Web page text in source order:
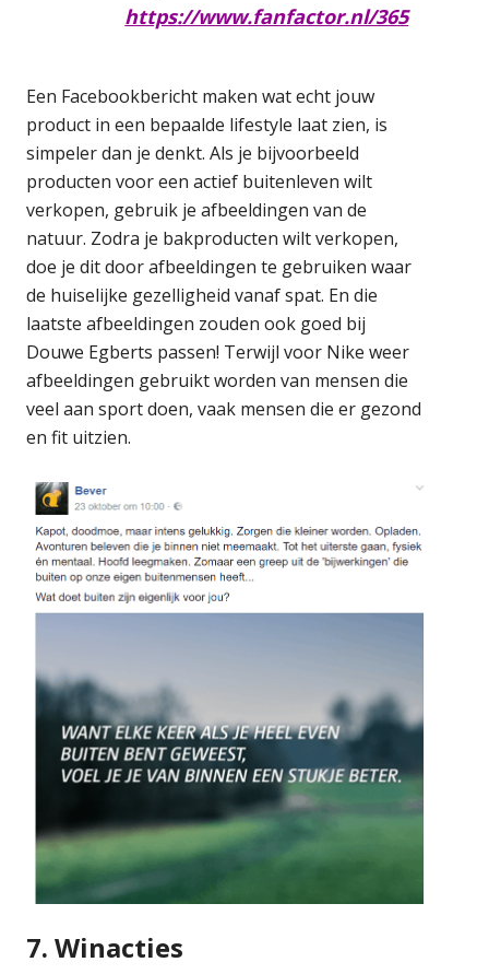
https://www.fanfactor.nl/365
Een Facebookbericht maken wat echt jouw
product in een bepaalde lifestyle laat zien, is
simpeler dan je denkt. Als je bijvoorbeeld
producten voor een actief buitenleven wilt
verkopen, gebruik je afbeeldingen van de
natuur. Zodra je bakproducten wilt verkopen,
doe je dit door afbeeldingen te gebruiken waar
de huiselijke gezelligheid vanaf spat. En die
laatste afbeeldingen zouden ook goed bij
Douwe Egberts passen! Terwijl voor Nike weer
afbeeldingen gebruikt worden van mensen die
veel aan sport doen, vaak mensen die er gezond
en fit uitzien.
7. Winacties